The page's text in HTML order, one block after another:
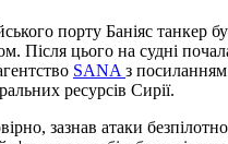
порту Баніяс танкер
Після цього на судні
SANA з
ресурсів Сирії.
зазнав атаки